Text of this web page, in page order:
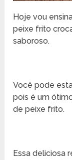
Hoje vou
peixe frito
saboroso.
Você pode
pois é um
de peixe frito.
Essa deliciosa